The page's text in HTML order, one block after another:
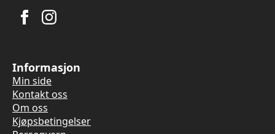
Informasjon
Min side
Kontakt oss
Om oss
Kjøpsbetingelser